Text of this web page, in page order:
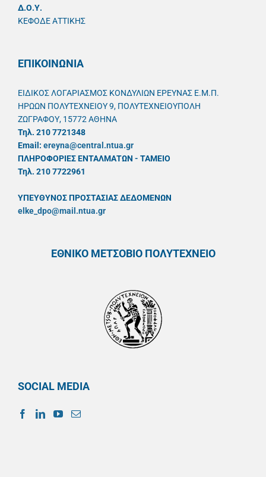
Δ.Ο.Υ.
ΚΕΦΟΔΕ ΑΤΤΙΚΗΣ
ΕΠΙΚΟΙΝΩΝΙΑ
ΕΙΔΙΚΟΣ ΛΟΓΑΡΙΑΣΜΟΣ ΚΟΝΔΥΛΙΩΝ ΕΡΕΥΝΑΣ Ε.Μ.Π.
ΗΡΩΩΝ ΠΟΛΥΤΕΧΝΕΙΟΥ 9, ΠΟΛΥΤΕΧΝΕΙΟΥΠΟΛΗ
ΖΩΓΡΑΦΟΥ, 15772 ΑΘΗΝΑ
Τηλ. 210 7721348
Email: ereyna@central.ntua.gr
ΠΛΗΡΟΦΟΡΙΕΣ ΕΝΤΑΛΜΑΤΩΝ - ΤΑΜΕΙΟ
Τηλ. 210 7722961
ΥΠΕΥΘYΝΟΣ ΠΡΟΣΤΑΣΙΑΣ ΔΕΔΟΜΕΝΩΝ
elke_dpo@mail.ntua.gr
ΕΘΝΙΚΟ ΜΕΤΣΟΒΙΟ ΠΟΛΥΤΕΧΝΕΙΟ
SOCIAL MEDIA